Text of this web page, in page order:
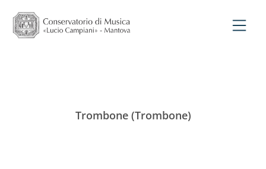
Trombone (Trombone)